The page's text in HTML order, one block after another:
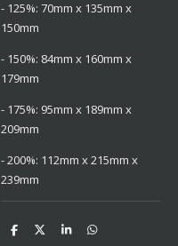
- 125%: 70mm x 135mm x
150mm
- 150%: 84mm x 160mm x
179mm
- 175%: 95mm x 189mm x
209mm
- 200%: 112mm x 215mm x
239mm
D
D
S
D